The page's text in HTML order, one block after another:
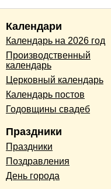
Календари
Календарь на 2026 год
Производственный
календарь
Церковный календарь
Календарь постов
Годовщины свадеб
Праздники
Праздники
Поздравления
День города